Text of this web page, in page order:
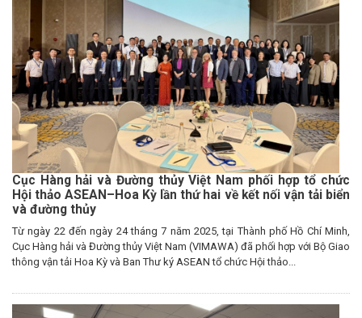
Cục Hàng hải và Đường thủy Việt Nam phối hợp tổ chức
Hội thảo ASEAN–Hoa Kỳ lần thứ hai về kết nối vận tải biển
và đường thủy
Từ ngày 22 đến ngày 24 tháng 7 năm 2025, tại Thành phố Hồ Chí Minh,
Cục Hàng hải và Đường thủy Việt Nam (VIMAWA) đã phối hợp với Bộ Giao
thông vận tải Hoa Kỳ và Ban Thư ký ASEAN tổ chức Hội thảo...